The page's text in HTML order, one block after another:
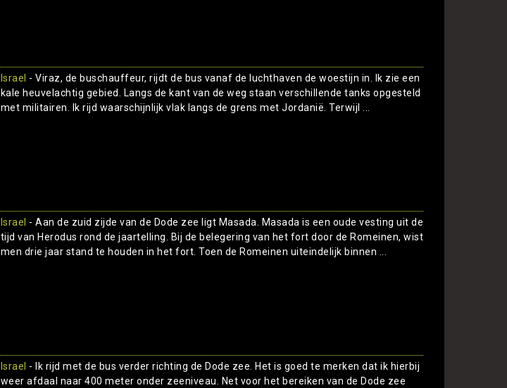
Israel - Viraz, de buschauffeur, rijdt de bus vanaf de luchthaven de woestijn in. Ik zie een
kale heuvelachtig gebied. Langs de kant van de weg staan verschillende tanks opgesteld
met militairen. Ik rijd waarschijnlijk vlak langs de grens met Jordanië. Terwijl ...
Israel - Aan de zuid zijde van de Dode zee ligt Masada. Masada is een oude vesting uit de
tijd van Herodus rond de jaartelling. Bij de belegering van het fort door de Romeinen, wist
men drie jaar stand te houden in het fort. Toen de Romeinen uiteindelijk binnen ...
Israel - Ik rijd met de bus verder richting de Dode zee. Het is goed te merken dat ik hierbij
weer afdaal naar 400 meter onder zeeniveau. Net voor het bereiken van de Dode zee